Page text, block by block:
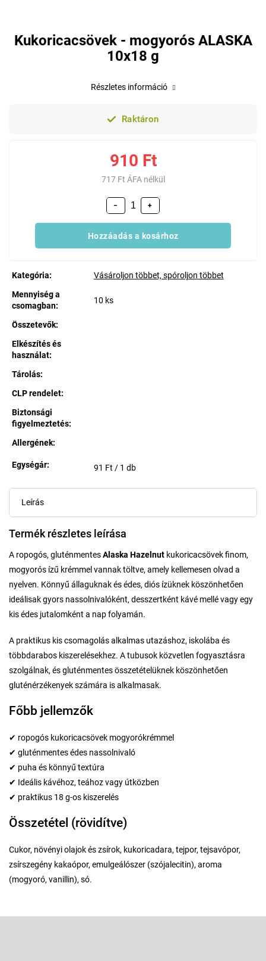
Kukoricacsövek - mogyorós ALASKA
10x18 g
Raktáron
910 Ft
717 Ft ÁFA nélkül
+
−
Hozzáadás a kosárhoz
Kategória:
Vásároljon többet, spóroljon többet
Mennyiség a
csomagban:
10 ks
Összetevők:
Elkészítés és
használat:
Tárolás:
CLP rendelet:
Biztonsági
figyelmeztetés:
Allergének:
Egységár: Egységár:
91 Ft / 1 db
Részletes információ
Leírás
Termék részletes leírása
A ropogós, gluténmentesAlaska Hazelnut kukoricacsövek finom,
mogyorós ízű krémmel vannak töltve, amely kellemesen olvad a
nyelven. Könnyű állaguknak és édes, diós ízüknek köszönhetően
ideálisak gyors nassolnivalóként, desszertként kávé mellé vagy egy
kis édes jutalomként a nap folyamán.
A praktikus kis csomagolás alkalmas utazáshoz, iskolába és
többdarabos kiszerelésekhez. A tubusok közvetlen fogyasztásra
szolgálnak, és gluténmentes összetételüknek köszönhetően
gluténérzékenyek számára is alkalmasak.
Főbb jellemzők
✔ ropogós kukoricacsövek mogyorókrémmel
✔ gluténmentes édes nassolnivaló
✔ puha és könnyű textúra
✔ Ideális kávéhoz, teához vagy útközben
✔ praktikus 18 g-os kiszerelés
Összetétel (rövidítve)
Cukor, növényi olajok és zsírok, kukoricadara, tejpor, tejsavópor,
zsírszegény kakaópor, emulgeálószer (szójalecitin), aroma
(mogyoró, vanillin), só.